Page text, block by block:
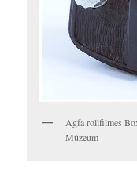
Agfa rollfilmes
Múzeum